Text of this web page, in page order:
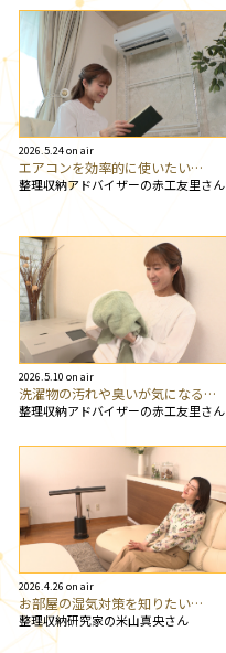
2026.5.24 on air
エアコンを効率的に使いたい…
整理収納アドバイザーの赤工友里さん
2026.5.10 on air
洗濯物の汚れや臭いが気になる…
整理収納アドバイザーの赤工友里さん
2026.4.26 on air
お部屋の湿気対策を知りたい…
整理収納研究家の米山真央さん